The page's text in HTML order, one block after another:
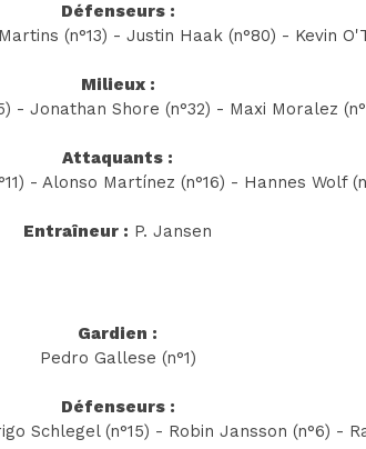
Défenseurs :
(n°13) - Justin Haak (n°80) - Kevin
Milieux :
- Jonathan Shore (n°32) - Maxi Moralez
Attaquants :
- Alonso Martínez (n°16) - Hannes Wolf
Entraîneur : P. Jansen
Gardien :
Pedro Gallese (n°1)
Défenseurs :
Schlegel (n°15) - Robin Jansson (n°6) -